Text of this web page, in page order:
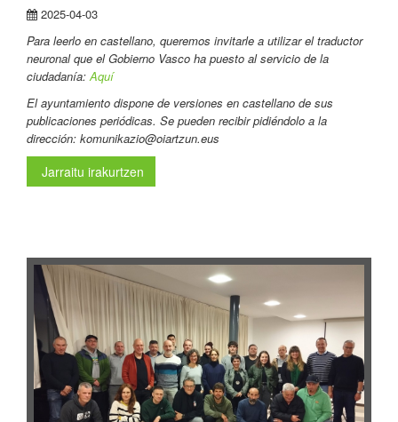
2025-04-03
Para leerlo en castellano, queremos invitarle a utilizar el traductor
neuronal que el Gobierno Vasco ha puesto al servicio de la
ciudadanía:Aquí
El ayuntamiento dispone de versiones en castellano de sus
publicaciones periódicas. Se pueden recibir pidiéndolo a la
dirección: komunikazio@oiartzun.eus
Jarraitu irakurtzen